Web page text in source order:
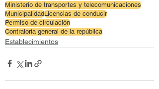
Ministerio de transportes y telecomunicaciones
MunicipalidadLicencias de conducir
Permiso de circulación
Contraloría general de la república
Establecimientos